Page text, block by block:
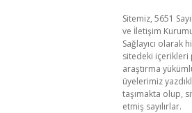
Sitemiz, 5651
ve İletişim
Sağlayıcı olarak
sitedeki
araştırma
üyelerimiz
taşımakta olup,
etmiş sayılırlar.